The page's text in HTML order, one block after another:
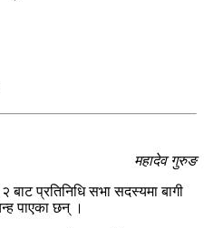
महादेव गुरुङ
प्रतिनिधि सभा सदस्यमा बागी
पाएका छन् ।